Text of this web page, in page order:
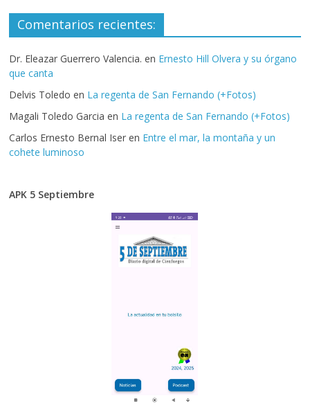
Comentarios recientes:
Dr. Eleazar Guerrero Valencia. en Ernesto Hill Olvera y su órgano
que canta
Delvis Toledo en La regenta de San Fernando (+Fotos)
Magali Toledo Garcia en La regenta de San Fernando (+Fotos)
Carlos Ernesto Bernal Iser en Entre el mar, la montaña y un
cohete luminoso
APK 5 Septiembre